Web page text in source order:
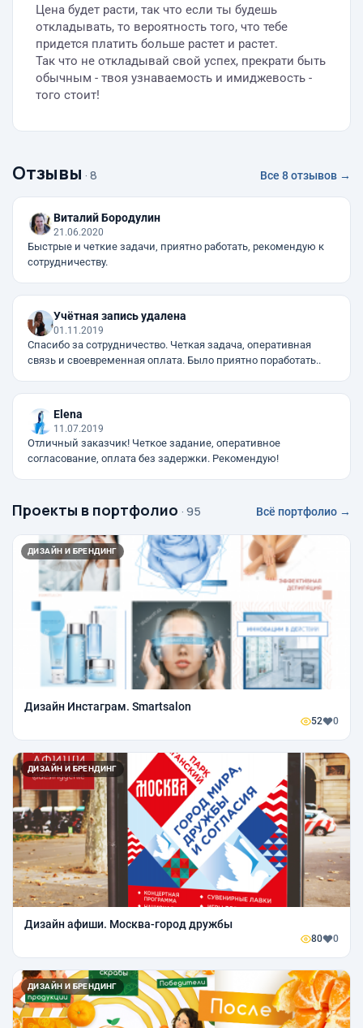
Цена будет расти, так что если ты будешь
откладывать, то вероятность того, что тебе
придется платить больше растет и растет.
Так что не откладывай свой успех, прекрати быть
обычным - твоя узнаваемость и имиджевость -
того стоит!
Отзывы · 8 Все 8 отзывов →
Виталий Бородулин
21.06.2020
Быстрые и четкие задачи, приятно работать, рекомендую к
сотрудничеству.
Учётная запись удалена
01.11.2019
Спасибо за сотрудничество. Четкая задача, оперативная
связь и своевременная оплата. Было приятно поработать..
Elena
11.07.2019
Отличный заказчик! Четкое задание, оперативное
согласование, оплата без задержки. Рекомендую!
Проекты в портфолио · 95 Всё портфолио →
ДИЗАЙН И БРЕНДИНГ
Дизайн Инстаграм. Smartsalon
52 0
ДИЗАЙН И БРЕНДИНГ
Дизайн афиши. Москва-город дружбы
80 0
ДИЗАЙН И БРЕНДИНГ